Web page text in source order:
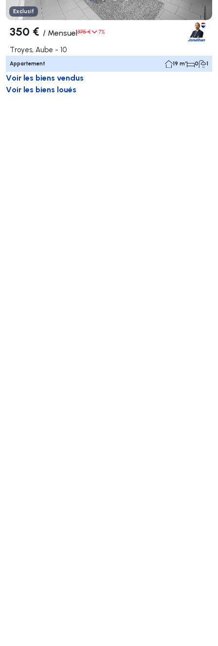
Exclusif
350 € / Mensuel375 € 7%
Troyes, Aube - 10
Appartement 19 m² 0 1
Voir les biens vendus
Voir les biens loués